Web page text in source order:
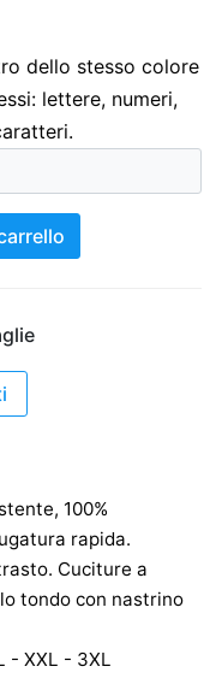
dello stesso colore
lettere, numeri,
100%
rapida.
Cuciture a
tondo con nastrino
- XXL - 3XL